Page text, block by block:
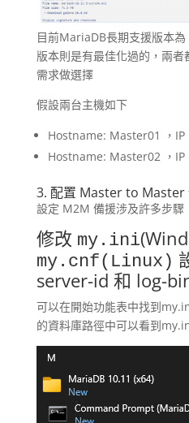
目前MariaDB長期支援版本
版本則是有最佳化過的，兩
需求做選擇
假設兩台主機如下
Hostname: Master01 ，IP
Hostname: Master02 ，IP
3. 配置 Master to Master
設定 M2M 備援涉及許多步驟
修改 my.ini
my.cnf(Linux)
server-id 和 log-
可以在開始功能表中找到
的資料庫路徑中可以看到